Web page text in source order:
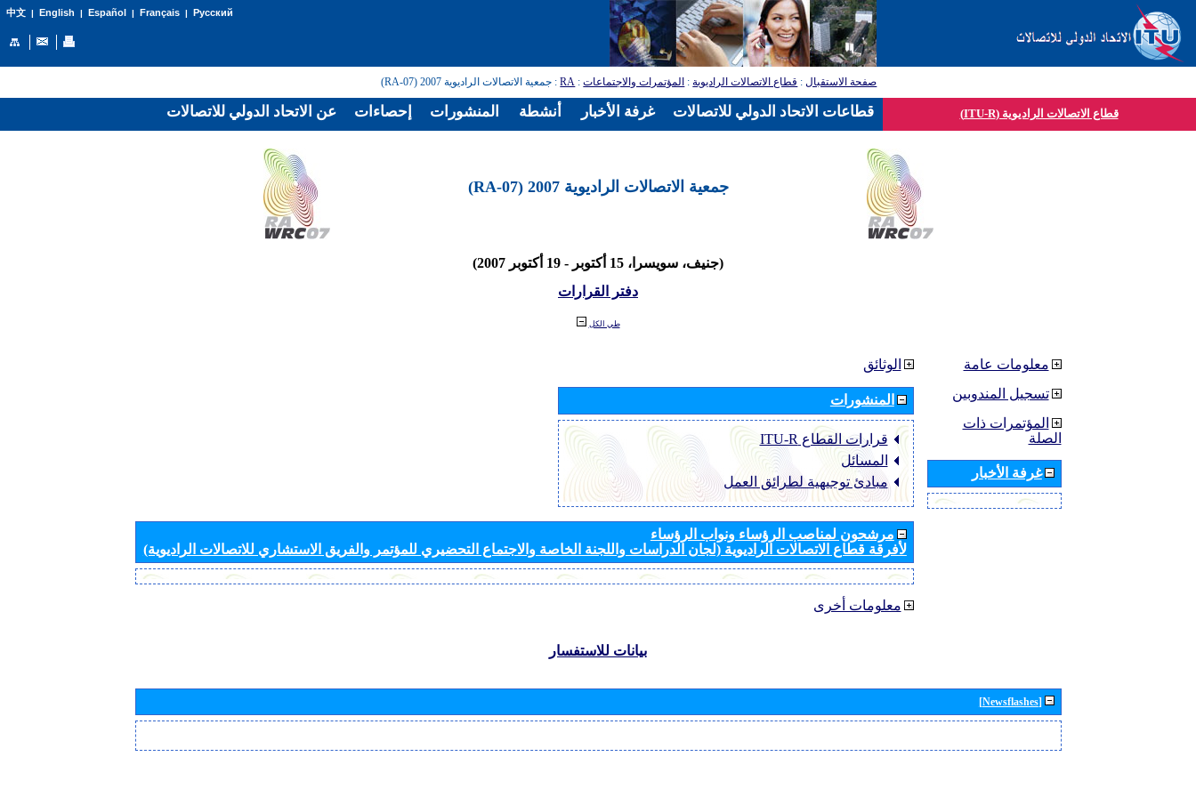
中文| English | Español | Français| Русский
صفحة الاستقبال: قطاع الاتصالات الراديوية: المؤتمرات والاجتماعات:
RA: جمعية الاتصالات الراديوية 2007 (RA-07)
قطاع الاتصالات الراديوية (ITU-R)
جمعية الاتصالات الراديوية 2007 (RA-07)
(جنيف، سويسرا، 15 أكتوبر - 19 أكتوبر 2007)
دفتر القرارات
طي الكل
الوثائق
المنشورات
قرارات القطاع ‏ITU-R
المسائل
مبادئ توجيهية لطرائق العمل
مرشحون لمناصب الرؤساء ونواب الرؤساء
لأفرقة قطاع الاتصالات الراديوية (لجان الدراسات واللجنة الخاصة والاجتماع التحضيري للمؤتمر والفريق الاستشاري للاتصالات الراديوية)
معلومات أخرى
معلومات عامة
تسجيل المندوبين
المؤتمرات ذات
الصلة
غرفة الأخبار
بيانات للاستفسار
[Newsflashes]
عن الاتحاد الدولي للاتصالات إحصاءات المنشورات أنشطة غرفة الأخبار قطاعات الاتحاد الدولي للاتصالات